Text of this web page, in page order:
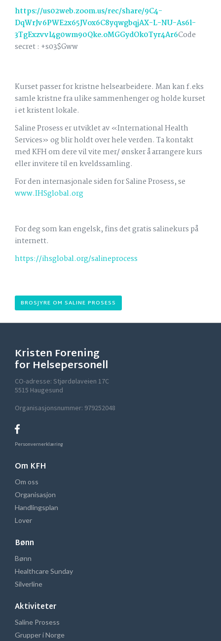
https://us02web.zoom.us/rec/share/9C4-
DqWrJv6PWE2x65JVox6C8yqwgbqjAX-L-NU-As6l-
3TgExzvvl4g0wm90Qke.oMGGydOk0Tyr4Ar6Code
secret : +s03$Gww
Kurset passer for kristne helsearbeidere. Man kan f.eks
samle kristne fra ulike sammenhenger og holde kurset
i et kristent lokale.
Saline Prosess er utviklet av «International Health
Services» og blir holdt over hele verden. Ta kontakt
med KFH om dere vil vite mer/ ønsker å arrangere kurs
eller invitere til en kveldssamling.
For den internasjonale siden for Saline Prosess, se
www.IHSglobal.org
For deg som kan engelsk, fins det gratis salinekurs på
internett.
https://ihsglobal.org/salineprocess
BROSJYRE OM SALINE PROSESS
Kristen Forening
for Helsepersonell
CO-adresse: Stjørdølaveien 17C
5515 Haugesund
Organisasjonsnummer: 979252048
Personvernerklæring
Om KFH
Om oss
Organisasjon
Handlingsplan
Lover
Bønn
Bønn
Healthcare Sunday
Silverline
Aktiviteter
Saline Prosess
Grupper i Norge